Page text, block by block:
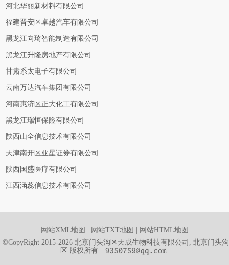
河北华丽新材料有限公司
福建晋安区卓越汽车有限公司
黑龙江向琦智能制造有限公司
黑龙江升隆房地产有限公司
甘肃系太电子有限公司
云南万达汽车集团有限公司
河南惠济区正大化工有限公司
黑龙江瑞恒保险有限公司
陕西山全信息技术有限公司
天津南开区亚星证券有限公司
陕西国盛医疗有限公司
江西涵蕊信息技术有限公司
网站XML地图 网站TXT地图
网站HTML地图
©CopyRight 2015-2026 北京门头沟区天成生物科技有限公司, 北京门头沟
区 版权所有